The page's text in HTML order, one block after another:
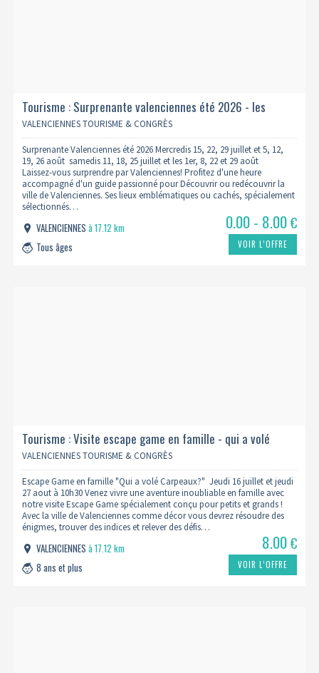
Tourisme : Surprenante valenciennes été 2026 - les
incontournables en 1h avec un guide
VALENCIENNES TOURISME & CONGRÈS
Surprenante Valenciennes été 2026 Mercredis 15, 22, 29 juillet et 5, 12,
19, 26 août samedis 11, 18, 25 juillet et les 1er, 8, 22 et 29 août
Laissez-vous surprendre par Valenciennes! Profitez d'une heure
accompagné d'un guide passionné pour Découvrir ou redécouvrir la
ville de Valenciennes. Ses lieux emblématiques ou cachés, spécialement
sélectionnés…
VALENCIENNESà 17.12 km
Tous âges
0.00 - 8.00€
VOIR L’OFFRE
Tourisme : Visite escape game en famille - qui a volé
carpeaux ? - 10h30
VALENCIENNES TOURISME & CONGRÈS
Escape Game en famille "Qui a volé Carpeaux?" Jeudi 16 juillet et jeudi
27 aout à 10h30 Venez vivre une aventure inoubliable en famille avec
notre visite Escape Game spécialement conçu pour petits et grands !
Avec la ville de Valenciennes comme décor vous devrez résoudre des
énigmes, trouver des indices et relever des défis…
VALENCIENNESà 17.12 km
8 ans et plus
8.00€
VOIR L’OFFRE